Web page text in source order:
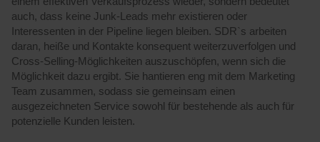
auch, dass keine Junk-Leads mehr existieren oder
Interessenten in der Pipeline liegen bleiben. SDR`s arbeiten
daran, heiße und Kontakte konsequent weiterzuverfolgen und
Cross-Selling-Möglichkeiten auszuschöpfen, wenn sich die
Möglichkeit dazu ergibt. Sie hantieren eng mit dem Marketing
Team zusammen, sodass sie gemeinsam einen
ausgezeichneten Service sowohl für bestehende als auch für
potenzielle Kunden leisten.